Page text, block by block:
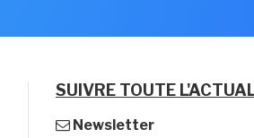
SUIVRE TOUTE
Newsletter